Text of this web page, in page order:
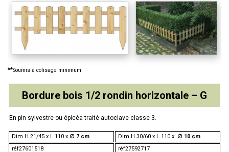
**Soumis à colisage minimum
Bordure bois 1/2 rondin horizontale – G
En pin sylvestre ou épicéa traité autoclave classe 3.
Dim.H.21/45 x L.110 x ∅ 7 cm Dim.H.30/60 x L.110 x ∅ 10 cm
réf27601518
réf27592717